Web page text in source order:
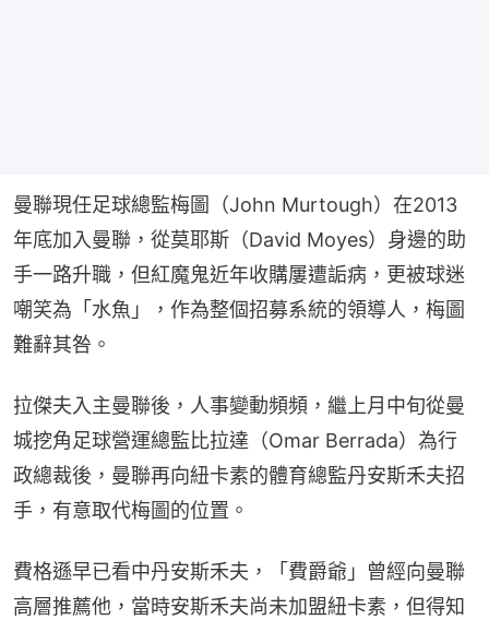
曼聯現任足球總監梅圖（John Murtough）在2013
年底加入曼聯，從莫耶斯（David Moyes）身邊的助
手一路升職，但紅魔鬼近年收購屢遭詬病，更被球迷
嘲笑為「水魚」，作為整個招募系統的領導人，梅圖
難辭其咎。
拉傑夫入主曼聯後，人事變動頻頻，繼上月中旬從曼
城挖角足球營運總監比拉達（Omar Berrada）為行
政總裁後，曼聯再向紐卡素的體育總監丹安斯禾夫招
手，有意取代梅圖的位置。
費格遜早已看中丹安斯禾夫，「費爵爺」曾經向曼聯
高層推薦他，當時安斯禾夫尚未加盟紐卡素，但得知